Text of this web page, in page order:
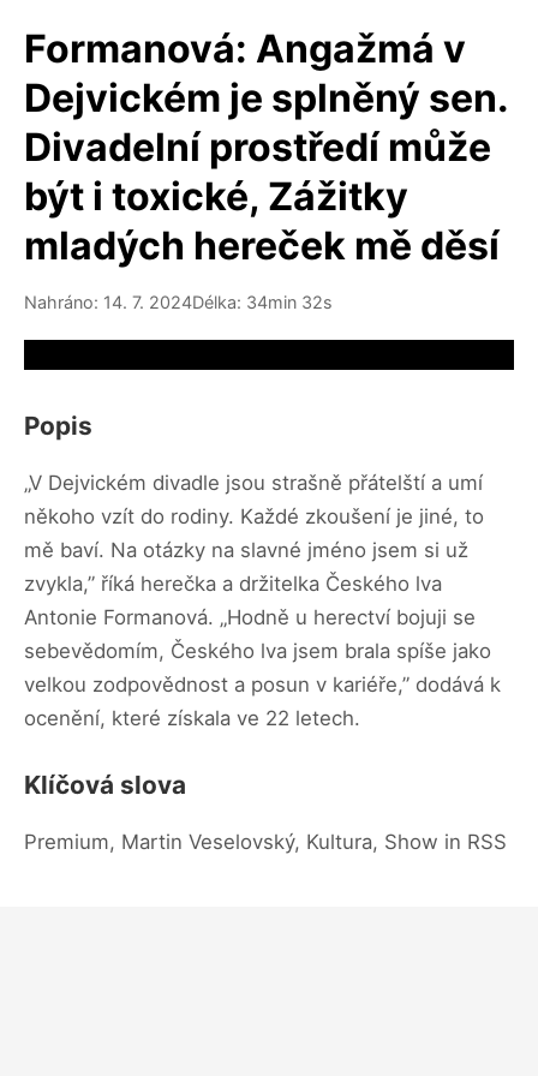
Formanová: Angažmá v
Dejvickém je splněný sen.
Divadelní prostředí může
být i toxické, Zážitky
mladých hereček mě děsí
Nahráno: 14. 7. 2024Délka: 34min 32s
Popis
„V Dejvickém divadle jsou strašně přátelští a umí
někoho vzít do rodiny. Každé zkoušení je jiné, to
mě baví. Na otázky na slavné jméno jsem si už
zvykla,” říká herečka a držitelka Českého lva
Antonie Formanová. „Hodně u herectví bojuji se
sebevědomím, Českého lva jsem brala spíše jako
velkou zodpovědnost a posun v kariéře,” dodává k
ocenění, které získala ve 22 letech.
Klíčová slova
Premium, Martin Veselovský, Kultura, Show in RSS